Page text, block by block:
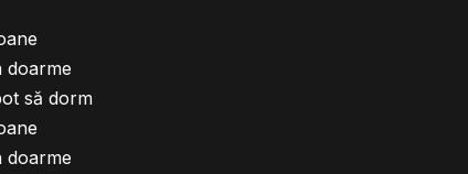
doarme
să dorm
doarme